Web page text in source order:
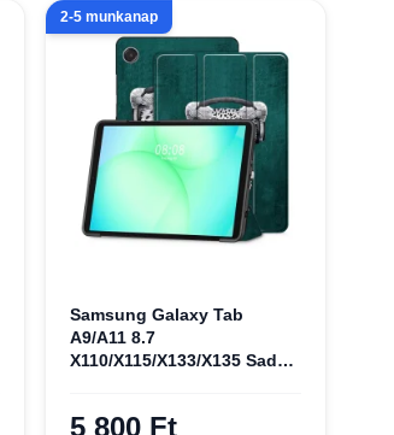
2-5 munkanap
Samsung Galaxy Tab
A9/A11 8.7
X110/X115/X133/X135 Sad
5 800 Ft